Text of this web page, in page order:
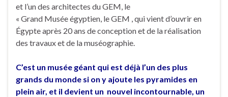
et l’un des architectes du GEM, le
« Grand Musée égyptien, le GEM , qui vient d’ouvrir en
Égypte après 20 ans de conception et de la réalisation
des travaux et de la muséographie.
C’est un musée géant qui est déjà l’un des plus
grands du monde si on y ajoute les pyramides en
plein air, et il devient un nouvel incontournable, un